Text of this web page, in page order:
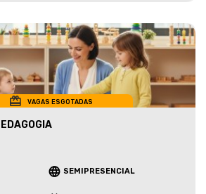
VAGAS ESGOTADAS
SEMIPRESENCIAL